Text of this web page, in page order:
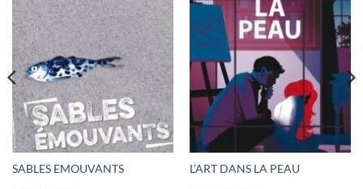
SABLES EMOUVANTS L’ART DANS LA PEAU